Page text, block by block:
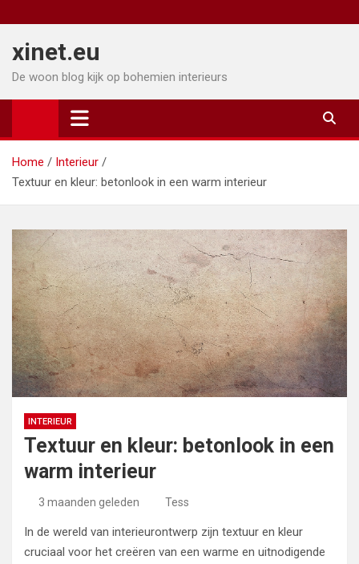
naar
inhoud
xinet.eu
De woon blog kijk op bohemien interieurs
Home
Interieur
Textuur en kleur: betonlook in een warm interieur
INTERIEUR
Textuur en kleur: betonlook in een
warm interieur
3 maanden geleden Tess
In de wereld van interieurontwerp zijn textuur en kleur
cruciaal voor het creëren van een warme en uitnodigende